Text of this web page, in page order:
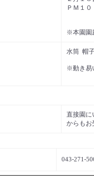
ＰＭ１
※本園園
水筒 帽
※動き易
直接園に
からもお
043-271-